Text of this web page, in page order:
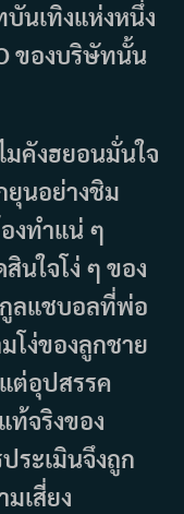
นเทิงแห่งหนึ่ง
ของบริษัทนั้น
คังฮยอนมั่นใจ
ยุนอย่างชิม
งทำแน่ ๆ
นใจโง่ ๆ ของ
ลแชบอลที่พ่อ
โง่ของลูกชาย
ต่อุปสรรค
ท้จริงของ
ระเมินจึงถูก
เสี่ยง